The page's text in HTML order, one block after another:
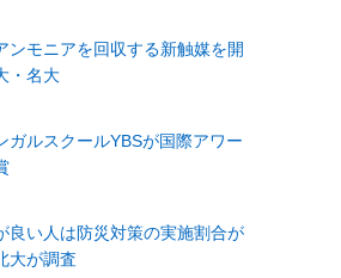
ンモニアを回収する新触媒を開
・名大
ガルスクールYBSが国際アワー
良い人は防災対策の実施割合が
が調査